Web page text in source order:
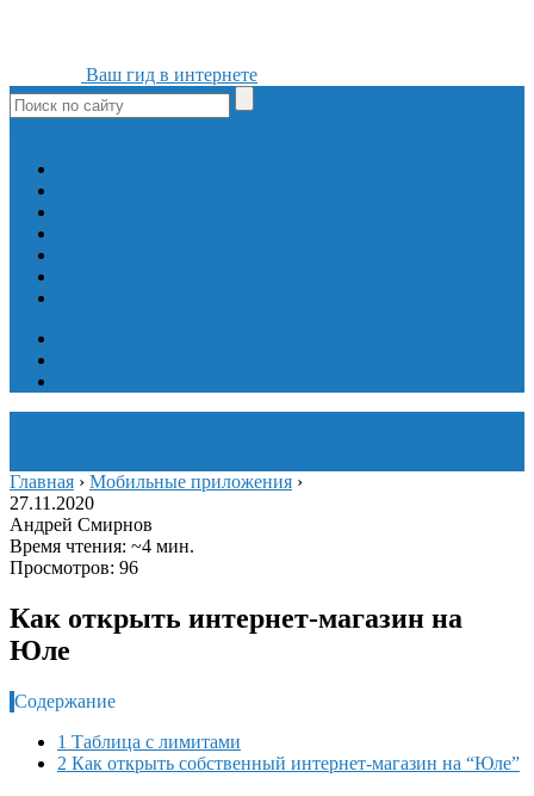
Ваш гид в интернете
Главная › Мобильные приложения ›
27.11.2020
Андрей Смирнов
Время чтения: ~4 мин.
Просмотров: 96
Как открыть интернет-магазин на
Юле
Содержание
1 Таблица с лимитами
2 Как открыть собственный интернет-магазин на “Юле”